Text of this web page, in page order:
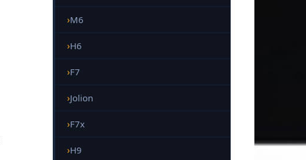
M6
H6
F7
Jolion
F7x
H9